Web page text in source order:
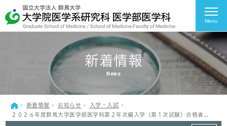
Menu
新着情報
News
新着情報 お知らせ
入学・入試